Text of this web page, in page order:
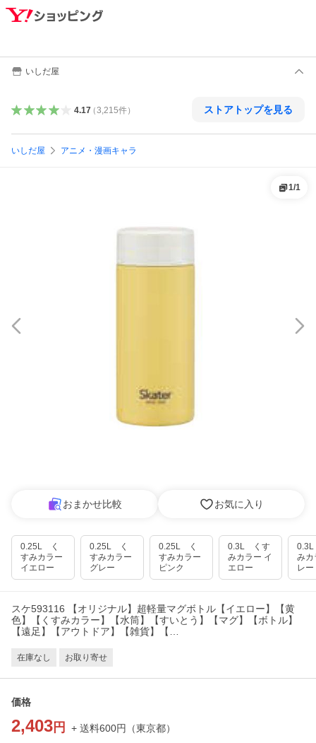
いしだ屋
4.17（3,215件） ストアトップを見る
いしだ屋 アニメ・漫画キャラ
1/1
おまかせ比較 お気に入り
0.25L く
すみカラー
イエロー
0.25L く
すみカラー
グレー
0.25L く
すみカラー
ピンク
0.3L くす
みカラー イ
エロー
みカ
レー
スケ593116 【オリジナル】超軽量マグボトル【イエロー】【黄
色】【くすみカラー】【水筒】【すいとう】【マグ】【ボトル】
【遠足】【アウトドア】【雑貨】【…
在庫なし お取り寄せ
価格
2,403 円 + 送料600円 （東京都）